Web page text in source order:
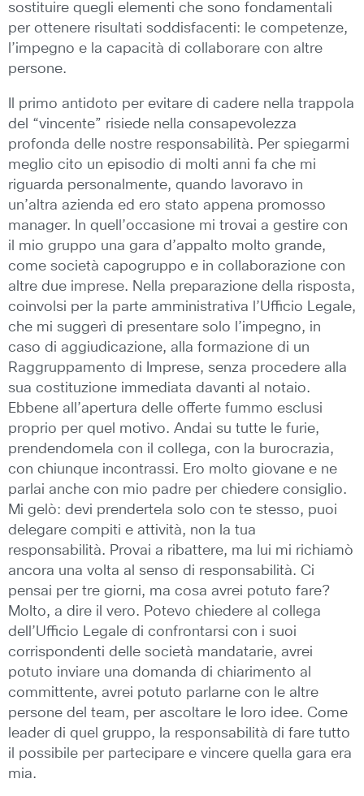
sostituire quegli elementi che sono fondamentali
per ottenere risultati soddisfacenti: le competenze,
l’impegno e la capacità di collaborare con altre
persone.
Il primo antidoto per evitare di cadere nella trappola
del “vincente” risiede nella consapevolezza
profonda delle nostre responsabilità. Per spiegarmi
meglio cito un episodio di molti anni fa che mi
riguarda personalmente, quando lavoravo in
un’altra azienda ed ero stato appena promosso
manager. In quell’occasione mi trovai a gestire con
il mio gruppo una gara d’appalto molto grande,
come società capogruppo e in collaborazione con
altre due imprese. Nella preparazione della risposta,
coinvolsi per la parte amministrativa l’Ufficio Legale,
che mi suggerì di presentare solo l’impegno, in
caso di aggiudicazione, alla formazione di un
Raggruppamento di Imprese, senza procedere alla
sua costituzione immediata davanti al notaio.
Ebbene all’apertura delle offerte fummo esclusi
proprio per quel motivo. Andai su tutte le furie,
prendendomela con il collega, con la burocrazia,
con chiunque incontrassi. Ero molto giovane e ne
parlai anche con mio padre per chiedere consiglio.
Mi gelò: devi prendertela solo con te stesso, puoi
delegare compiti e attività, non la tua
responsabilità. Provai a ribattere, ma lui mi richiamò
ancora una volta al senso di responsabilità. Ci
pensai per tre giorni, ma cosa avrei potuto fare?
Molto, a dire il vero. Potevo chiedere al collega
dell’Ufficio Legale di confrontarsi con i suoi
corrispondenti delle società mandatarie, avrei
potuto inviare una domanda di chiarimento al
committente, avrei potuto parlarne con le altre
persone del team, per ascoltare le loro idee. Come
leader di quel gruppo, la responsabilità di fare tutto
il possibile per partecipare e vincere quella gara era
mia.